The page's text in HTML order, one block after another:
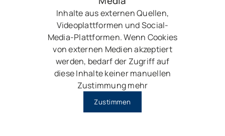
Inhalte aus externen Quellen,
Videoplattformen und Social-
Media-Plattformen. Wenn Cookies
von externen Medien akzeptiert
werden, bedarf der Zugriff auf
diese Inhalte keiner manuellen
Zustimmung mehr
Zustimmen